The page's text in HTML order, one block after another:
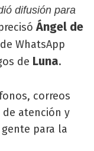
difusión para
Ángel de
WhatsApp
de Luna.
correos
atención y
para la